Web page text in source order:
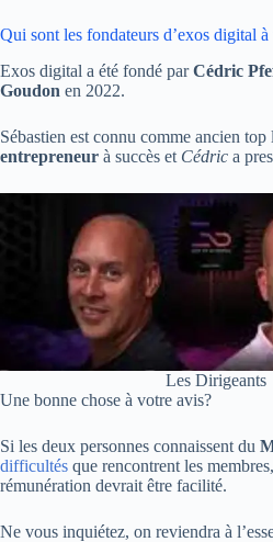
Qui sont les fondateurs d’exos digital
Exos digital a été fondé parCédric
Goudon en 2022.
Sébastien est connu comme ancien top
entrepreneur à succès et Cédric a
Les Dirigeants
Une bonne chose à votre avis?
Si les deux personnes connaissent du
difficultés que rencontrent les
rémunération devrait être facilité.
Ne vous inquiétez, on reviendra à